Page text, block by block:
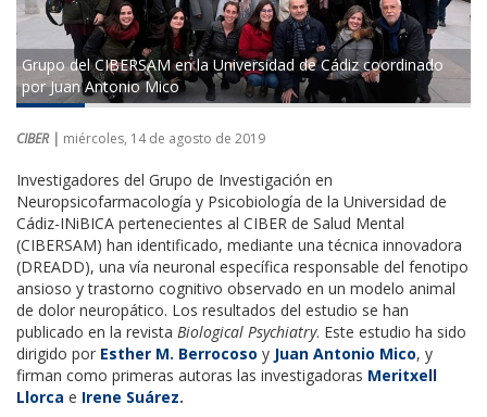
Grupo del CIBERSAM en la Universidad de Cádiz coordinado
por Juan Antonio Mico
CIBER | miércoles, 14 de agosto de 2019
Investigadores del Grupo de Investigación en
Neuropsicofarmacología y Psicobiología de la Universidad de
Cádiz-INiBICA pertenecientes al CIBER de Salud Mental
(CIBERSAM) han identificado, mediante una técnica innovadora
(DREADD), una vía neuronal específica responsable del fenotipo
ansioso y trastorno cognitivo observado en un modelo animal
de dolor neuropático. Los resultados del estudio se han
publicado en la revista Biological Psychiatry. Este estudio ha sido
dirigido por Esther M. Berrocoso y Juan Antonio Mico, y
firman como primeras autoras las investigadoras Meritxell
Llorca e Irene Suárez.